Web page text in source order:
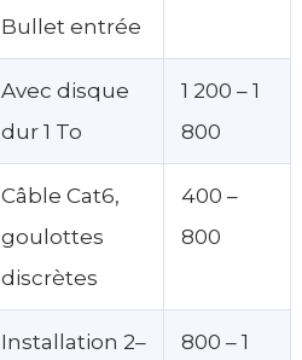
Bullet entrée
Avec disque
dur 1 To
1 200 – 1
800
Câble Cat6,
goulottes
discrètes
400 –
800
Installation 2–
800 – 1